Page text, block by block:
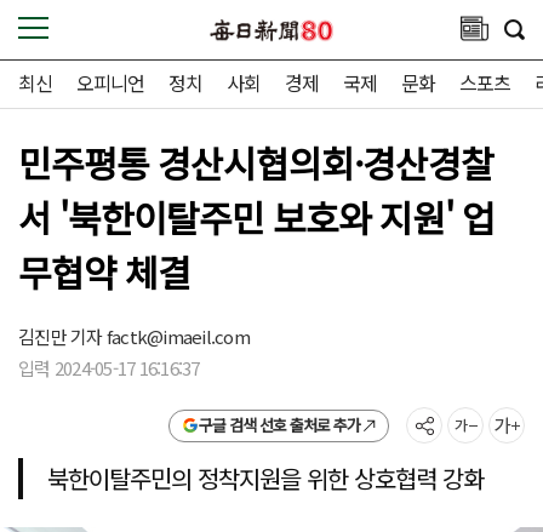
최신 오피니언 정치 사회 경제 국제 문화 스포츠
민주평통 경산시협의회·경산경찰
서 '북한이탈주민 보호와 지원' 업
무협약 체결
김진만 기자factk@imaeil.com
입력 2024-05-17 16:16:37
구글 검색 선호 출처로 추가
북한이탈주민의 정착지원을 위한 상호협력 강화